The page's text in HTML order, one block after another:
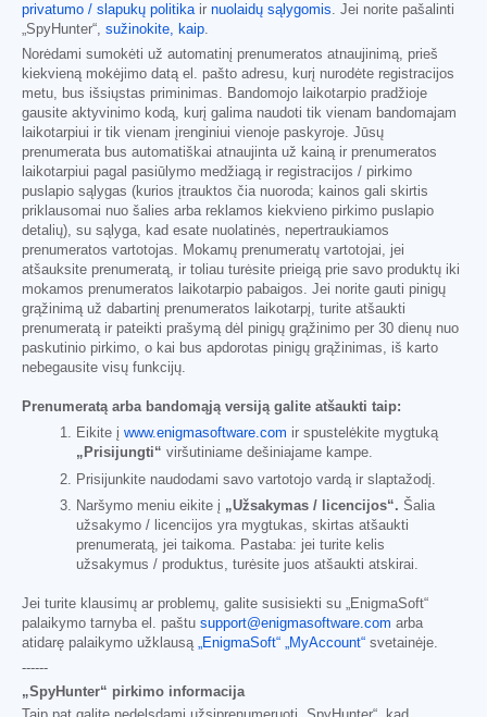
privatumo / slapukų politikair nuolaidų sąlygomis. Jei norite pašalinti
„SpyHunter“, sužinokite, kaip.
Norėdami sumokėti už automatinį prenumeratos atnaujinimą, prieš
kiekvieną mokėjimo datą el. pašto adresu, kurį nurodėte registracijos
metu, bus išsiųstas priminimas. Bandomojo laikotarpio pradžioje
gausite aktyvinimo kodą, kurį galima naudoti tik vienam bandomajam
laikotarpiui ir tik vienam įrenginiui vienoje paskyroje. Jūsų
prenumerata bus automatiškai atnaujinta už kainą ir prenumeratos
laikotarpiui pagal pasiūlymo medžiagą ir registracijos / pirkimo
puslapio sąlygas (kurios įtrauktos čia nuoroda; kainos gali skirtis
priklausomai nuo šalies arba reklamos kiekvieno pirkimo puslapio
detalių), su sąlyga, kad esate nuolatinės, nepertraukiamos
prenumeratos vartotojas. Mokamų prenumeratų vartotojai, jei
atšauksite prenumeratą, ir toliau turėsite prieigą prie savo produktų iki
mokamos prenumeratos laikotarpio pabaigos. Jei norite gauti pinigų
grąžinimą už dabartinį prenumeratos laikotarpį, turite atšaukti
prenumeratą ir pateikti prašymą dėl pinigų grąžinimo per 30 dienų nuo
paskutinio pirkimo, o kai bus apdorotas pinigų grąžinimas, iš karto
nebegausite visų funkcijų.
Prenumeratą arba bandomąją versiją galite atšaukti taip:
Eikite į www.enigmasoftware.com ir spustelėkite mygtuką
„Prisijungti“ viršutiniame dešiniajame kampe.
Prisijunkite naudodami savo vartotojo vardą ir slaptažodį.
Naršymo meniu eikite į „Užsakymas / licencijos“. Šalia
užsakymo / licencijos yra mygtukas, skirtas atšaukti
prenumeratą, jei taikoma. Pastaba: jei turite kelis
užsakymus / produktus, turėsite juos atšaukti atskirai.
Jei turite klausimų ar problemų, galite susisiekti su „EnigmaSoft“
palaikymo tarnyba el. paštu support@enigmasoftware.com arba
atidarę palaikymo užklausą „EnigmaSoft“ „MyAccount“ svetainėje.
------
„SpyHunter“ pirkimo informacija